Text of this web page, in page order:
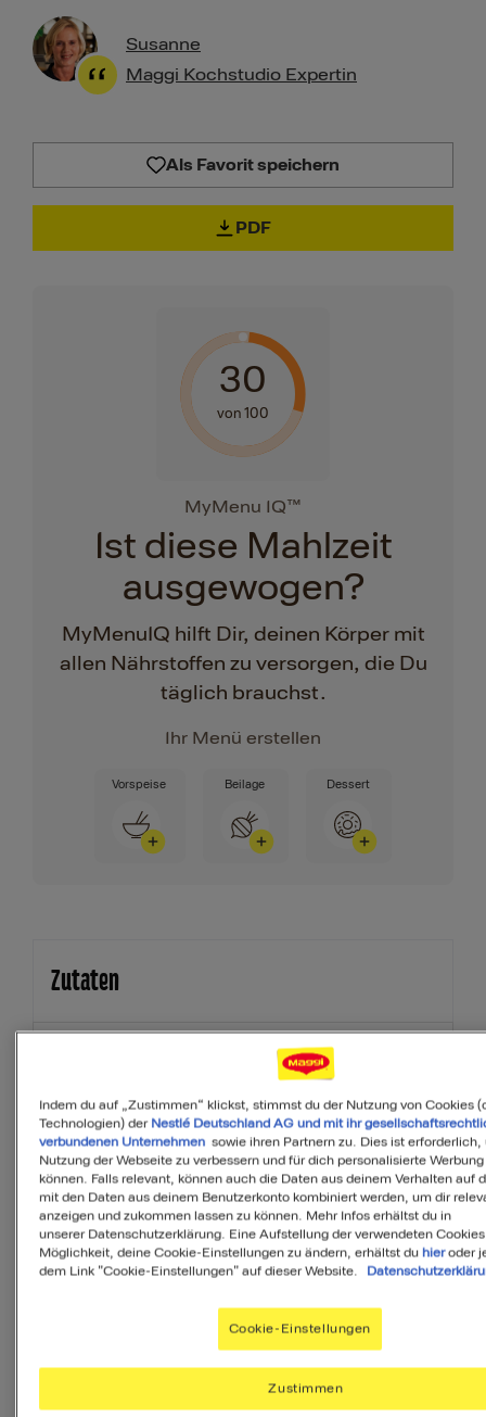
Susanne
Maggi Kochstudio Expertin
Als Favorit speichern
PDF
30
von 100
MyMenu IQ™
Ist diese Mahlzeit
ausgewogen?
MyMenuIQ hilft Dir, deinen Körper mit
allen Nährstoffen zu versorgen, die Du
täglich brauchst.
Ihr Menü erstellen
Vorspeise Beilage Dessert
Zutaten
Portionen
500g
8
Scheiben
Schweinefilet
HERTA Breakfast Bacon
THOMY Reines
Sonnenblumenöl
Indem du auf „Zustimmen“ klickst, stimmst du der Nutzung von Cookies
Technologien) der Nestlé Deutschland AG und mit ihr
verbundenen Unternehmen sowie ihren Partnern zu. Dies ist erforderlich,
Nutzung der Webseite zu verbessern und für dich personalisierte
können. Falls relevant, können auch die Daten aus deinem Verhalten auf
mit den Daten aus deinem Benutzerkonto kombiniert werden, um dir
anzeigen und zukommen lassen zu können. Mehr Infos erhältst du in
unserer Datenschutzerklärung. Eine Aufstellung der verwendeten
Möglichkeit, deine Cookie-Einstellungen zu ändern, erhältst du hieroder
dem Link "Cookie-Einstellungen" auf dieser Website.
Cookie-Einstellungen
Zustimmen